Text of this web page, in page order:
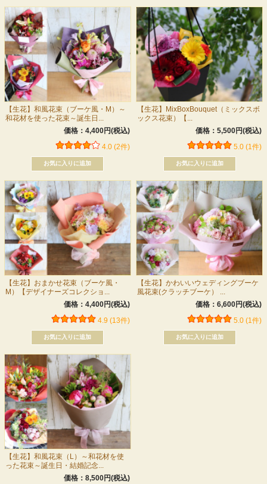
【生花】和風花束（ブーケ風・M）～
和花材を使った花束～誕生日...
価格：4,400円(税込)
4.0 (2件)
【生花】MixBoxBouquet（ミックスボ
ックス花束）【...
価格：5,500円(税込)
5.0 (1件)
【生花】おまかせ花束（ブーケ風・
M）【デザイナーズコレクショ...
価格：4,400円(税込)
4.9 (13件)
【生花】かわいいウェディングブーケ
風花束(クラッチブーケ） ...
価格：6,600円(税込)
5.0 (1件)
【生花】和風花束（L）～和花材を使
った花束～誕生日・結婚記念...
価格：8,500円(税込)